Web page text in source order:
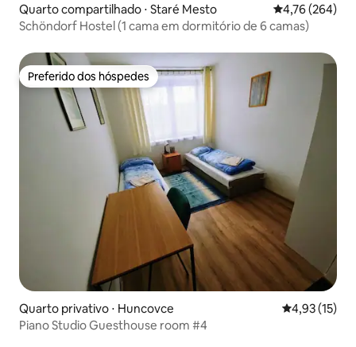
Quarto compartilhado ⋅ Staré Mesto 4,76 de uma
4,76 (264)
Schöndorf Hostel (1 cama em dormitório de 6 camas)
Preferido dos hóspedes
Preferido dos hóspedes
Quarto privativo ⋅ Huncovce 4,93 de uma
4,93 (15)
Piano Studio Guesthouse room #4